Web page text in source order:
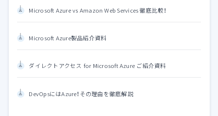
Microsoft Azure vs Amazon Web Services 徹底比較！
Microsoft Azure製品紹介資料
ダイレクトアクセス for Microsoft Azure ご紹介資料
DevOpsにはAzure！その理由を徹底解説